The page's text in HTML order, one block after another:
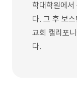
학대학원에서
다. 그 후 보
교회 캘리포
다.